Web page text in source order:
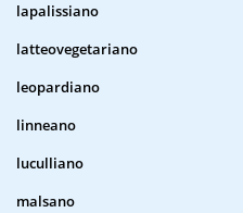
lapalissiano
latteovegetariano
leopardiano
linneano
luculliano
malsano